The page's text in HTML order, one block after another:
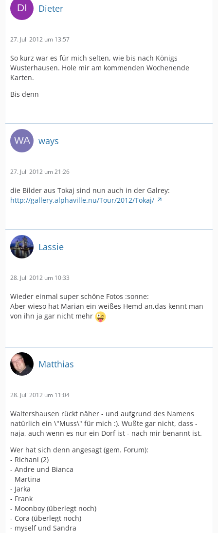
Dieter
27. Juli 2012 um 13:57
So kurz war es für mich selten, wie bis nach Königs
Wusterhausen. Hole mir am kommenden Wochenende
Karten.
Bis denn
ways
27. Juli 2012 um 21:26
die Bilder aus Tokaj sind nun auch in der Galrey:
http://gallery.alphaville.nu/Tour/2012/Tokaj/
Lassie
28. Juli 2012 um 10:33
Wieder einmal super schöne Fotos :sonne:
Aber wieso hat Marian ein weißes Hemd an,das kennt man
von ihn ja gar nicht mehr
Matthias
28. Juli 2012 um 11:04
Waltershausen rückt näher - und aufgrund des Namens
natürlich ein \"Muss\" für mich :). Wußte gar nicht, dass -
naja, auch wenn es nur ein Dorf ist - nach mir benannt ist.
Wer hat sich denn angesagt (gem. Forum):
- Richani (2)
- Andre und Bianca
- Martina
- Jarka
- Frank
- Moonboy (überlegt noch)
- Cora (überlegt noch)
- myself und Sandra